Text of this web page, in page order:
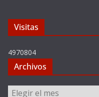
Visitas
4970804
Archivos
Archivos